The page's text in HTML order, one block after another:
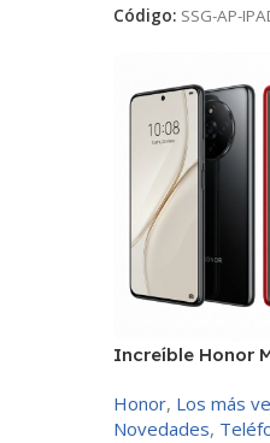
Código: SSG-AP-
Increíble Honor
Honor, Los más
Novedades,